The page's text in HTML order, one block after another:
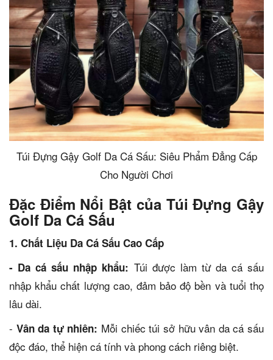
Túi Đựng Gậy Golf Da Cá Sấu: Siêu Phẩm Đẳng Cấp
Cho Người Chơi
Đặc Điểm Nổi Bật của Túi Đựng Gậy
Golf Da Cá Sấu
1. Chất Liệu Da Cá Sấu Cao Cấp
- Da cá sấu nhập khẩu: Túi được làm từ da cá sấu
nhập khẩu chất lượng cao, đảm bảo độ bền và tuổi thọ
lâu dài.
- Vân da tự nhiên: Mỗi chiếc túi sở hữu vân da cá sấu
độc đáo, thể hiện cá tính và phong cách riêng biệt.